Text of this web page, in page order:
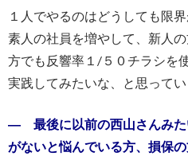
１人でやるのはどうしても限
素人の社員を増やして、新人
方でも反響率１/５０チラシを
実践してみたいな、と思ってい
― 最後に以前の西山さんみた
がないと悩んでいる方、損保